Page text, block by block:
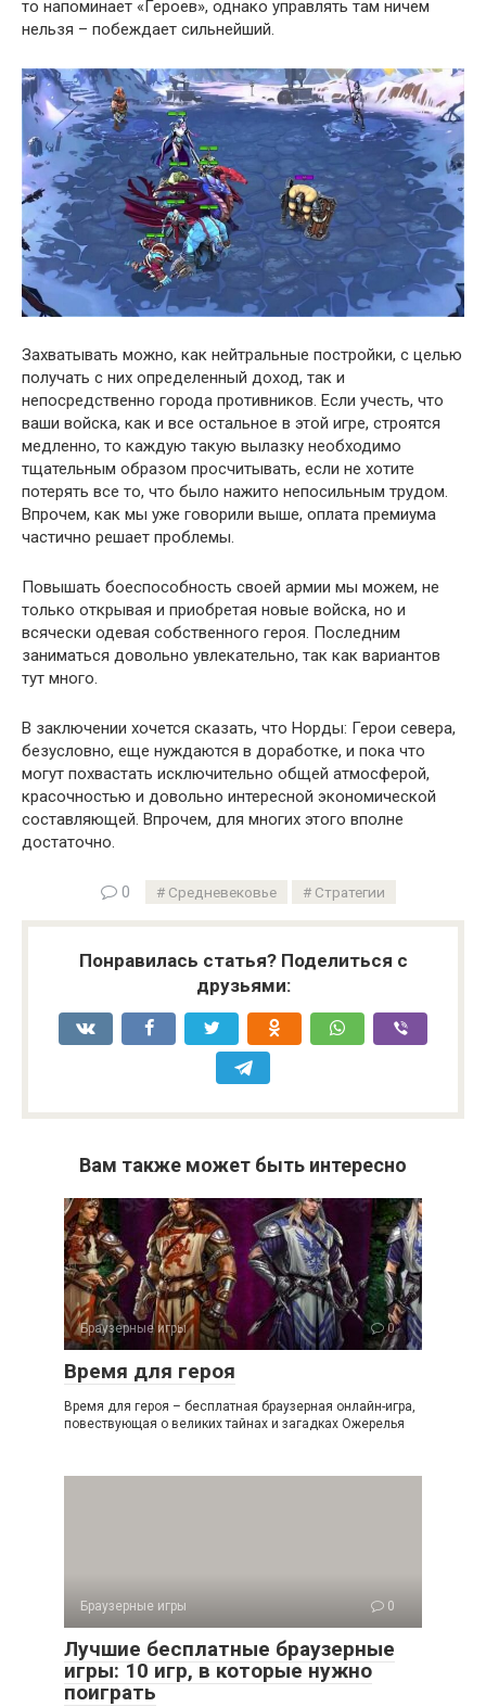
то напоминает «Героев», однако управлять там ничем
нельзя – побеждает сильнейший.
Захватывать можно, как нейтральные постройки, с целью
получать с них определенный доход, так и
непосредственно города противников. Если учесть, что
ваши войска, как и все остальное в этой игре, строятся
медленно, то каждую такую вылазку необходимо
тщательным образом просчитывать, если не хотите
потерять все то, что было нажито непосильным трудом.
Впрочем, как мы уже говорили выше, оплата премиума
частично решает проблемы.
Повышать боеспособность своей армии мы можем, не
только открывая и приобретая новые войска, но и
всячески одевая собственного героя. Последним
заниматься довольно увлекательно, так как вариантов
тут много.
В заключении хочется сказать, что Норды: Герои севера,
безусловно, еще нуждаются в доработке, и пока что
могут похвастать исключительно общей атмосферой,
красочностью и довольно интересной экономической
составляющей. Впрочем, для многих этого вполне
достаточно.
0 Средневековье Стратегии
Понравилась статья? Поделиться с
друзьями:
Вам также может быть интересно
Браузерные игры 0
Время для героя
Время для героя – бесплатная браузерная онлайн-игра,
повествующая о великих тайнах и загадках Ожерелья
Браузерные игры 0
Лучшие бесплатные браузерные
игры: 10 игр, в которые нужно
поиграть